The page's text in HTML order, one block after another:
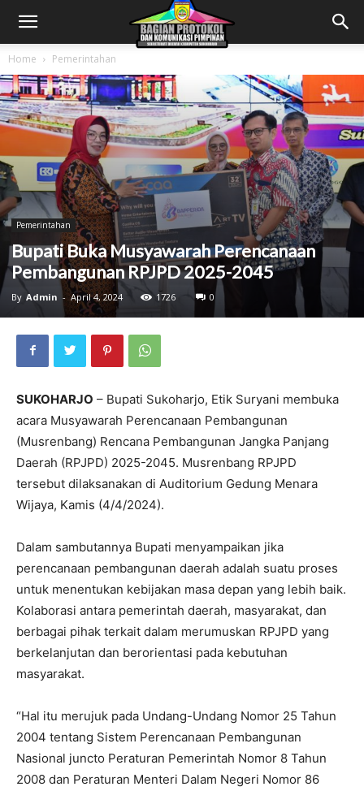
Home Pemerintahan
Pemerintahan
Bupati Buka Musyawarah Perencanaan
Pembangunan RPJPD 2025-2045
By Admin - April 4, 2024 1726 0
SUKOHARJO – Bupati Sukoharjo, Etik Suryani membuka
acara Musyawarah Perencanaan Pembangunan
(Musrenbang) Rencana Pembangunan Jangka Panjang
Daerah (RPJPD) 2025-2045. Musrenbang RPJPD
tersebut dilaksanakan di Auditorium Gedung Menara
Wijaya, Kamis (4/4/2024).
Dalam sambutannya Bupati menyampaikan jika
perencanaan pembangunan daerah adalah suatu proses
untuk menentukan kebijakan masa depan yang lebih baik.
Kolaborasi antara pemerintah daerah, masyarakat, dan
berbagai pihak terkait dalam merumuskan RPJPD yang
berkelanjutan dan berorientasi pada kebutuhan
masyarakat.
“Hal itu merujuk pada Undang-Undang Nomor 25 Tahun
2004 tentang Sistem Perencanaan Pembangunan
Nasional juncto Peraturan Pemerintah Nomor 8 Tahun
2008 dan Peraturan Menteri Dalam Negeri Nomor 86